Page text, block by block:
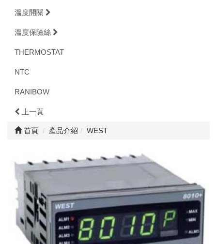
溫度開關
溫度保險絲
THERMOSTAT
NTC
RANIBOW
上一頁
首頁 產品介紹 WEST